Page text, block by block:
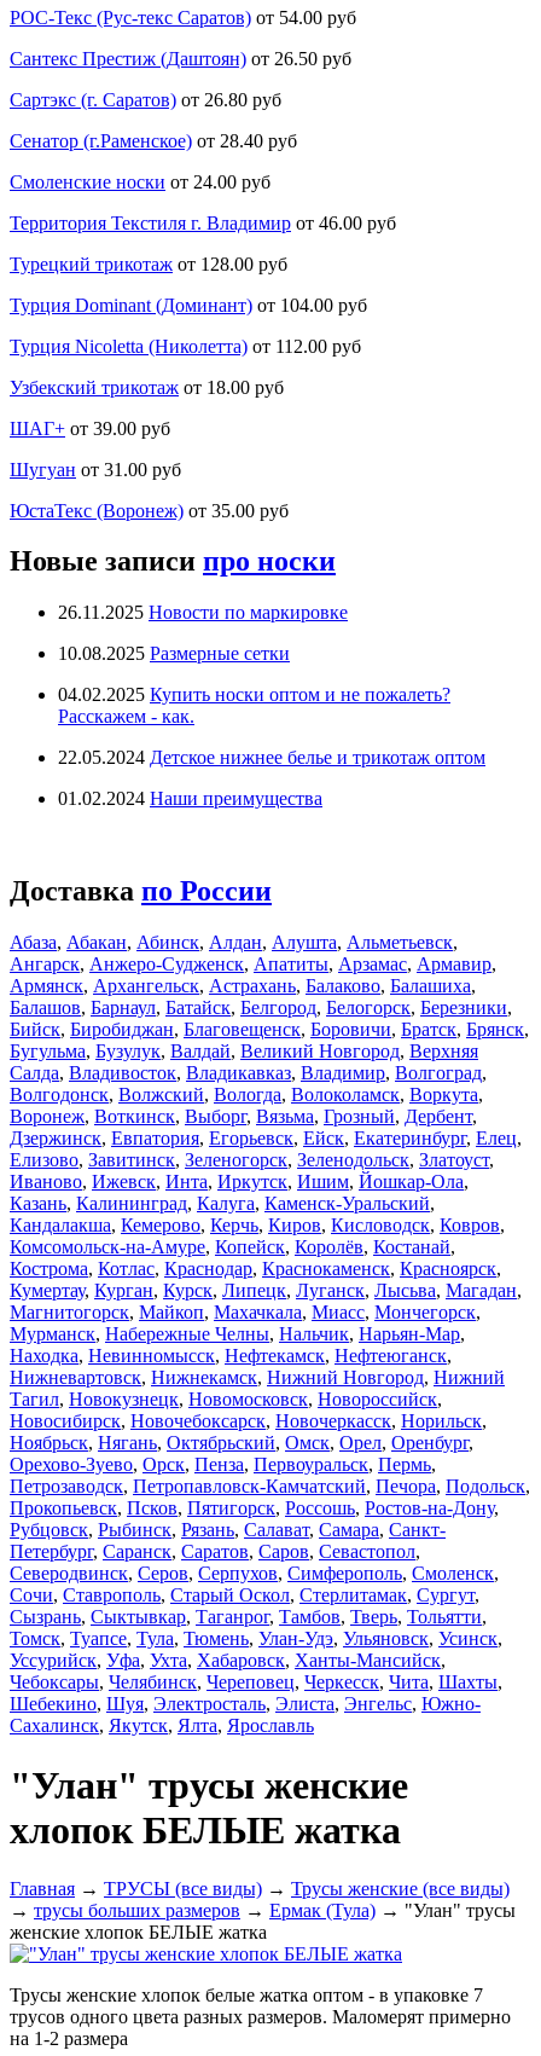
РОС-Текс (Рус-текс Саратов) от 54.00 руб
Сантекс Престиж (Даштоян) от 26.50 руб
Сартэкс (г. Саратов) от 26.80 руб
Сенатор (г.Раменское) от 28.40 руб
Смоленские носки от 24.00 руб
Территория Текстиля г. Владимир от 46.00 руб
Турецкий трикотаж от 128.00 руб
Турция Dominant (Доминант) от 104.00 руб
Турция Nicoletta (Николетта) от 112.00 руб
Узбекский трикотаж от 18.00 руб
ШАГ+ от 39.00 руб
Шугуан от 31.00 руб
ЮстаТекс (Воронеж) от 35.00 руб
Новые записи про носки
26.11.2025 Новости по маркировке
10.08.2025 Размерные сетки
04.02.2025 Купить носки оптом и не пожалеть?
Расскажем - как.
22.05.2024 Детское нижнее белье и трикотаж оптом
01.02.2024 Наши преимущества
Доставка по России
Абаза, Абакан, Абинск, Алдан, Алушта, Альметьевск,
Ангарск, Анжеро-Судженск, Апатиты, Арзамас, Армавир,
Армянск, Архангельск, Астрахань, Балаково, Балашиха,
Балашов, Барнаул, Батайск, Белгород, Белогорск, Березники,
Бийск, Биробиджан, Благовещенск, Боровичи, Братск, Брянск,
Бугульма, Бузулук, Валдай, Великий Новгород, Верхняя
Салда, Владивосток, Владикавказ, Владимир, Волгоград,
Волгодонск, Волжский, Вологда, Волоколамск, Воркута,
Воронеж, Воткинск, Выборг, Вязьма, Грозный, Дербент,
Дзержинск, Евпатория, Егорьевск, Ейск, Екатеринбург, Елец,
Елизово, Завитинск, Зеленогорск, Зеленодольск, Златоуст,
Иваново, Ижевск, Инта, Иркутск, Ишим, Йошкар-Ола,
Казань, Калининград, Калуга, Каменск-Уральский,
Кандалакша, Кемерово, Керчь, Киров, Кисловодск, Ковров,
Комсомольск-на-Амуре, Копейск, Королёв, Костанай,
Кострома, Котлас, Краснодар, Краснокаменск, Красноярск,
Кумертау, Курган, Курск, Липецк, Луганск, Лысьва, Магадан,
Магнитогорск, Майкоп, Махачкала, Миасс, Мончегорск,
Мурманск, Набережные Челны, Нальчик, Нарьян-Мар,
Находка, Невинномысск, Нефтекамск, Нефтеюганск,
Нижневартовск, Нижнекамск, Нижний Новгород, Нижний
Тагил, Новокузнецк, Новомосковск, Новороссийск,
Новосибирск, Новочебоксарск, Новочеркасск, Норильск,
Ноябрьск, Нягань, Октябрьский, Омск, Орел, Оренбург,
Орехово-Зуево, Орск, Пенза, Первоуральск, Пермь,
Петрозаводск, Петропавловск-Камчатский, Печора, Подольск,
Прокопьевск, Псков, Пятигорск, Россошь, Ростов-на-Дону,
Рубцовск, Рыбинск, Рязань, Салават, Самара, Санкт-
Петербург, Саранск, Саратов, Саров, Севастопол,
Северодвинск, Серов, Серпухов, Симферополь, Смоленск,
Сочи, Ставрополь, Старый Оскол, Стерлитамак, Сургут,
Сызрань, Сыктывкар, Таганрог, Тамбов, Тверь, Тольятти,
Томск, Туапсе, Тула, Тюмень, Улан-Удэ, Ульяновск, Усинск,
Уссурийск, Уфа, Ухта, Хабаровск, Ханты-Мансийск,
Чебоксары, Челябинск, Череповец, Черкесск, Чита, Шахты,
Шебекино, Шуя, Электросталь, Элиста, Энгельс, Южно-
Сахалинск, Якутск, Ялта, Ярославль
"Улан" трусы женские
хлопок БЕЛЫЕ жатка
Главная → ТРУСЫ (все виды) → Трусы женские (все виды)
→ трусы больших размеров → Ермак (Тула) → "Улан" трусы
женские хлопок БЕЛЫЕ жатка
Трусы женские хлопок белые жатка оптом - в упаковке 7
трусов одного цвета разных размеров. Маломерят примерно
на 1-2 размера